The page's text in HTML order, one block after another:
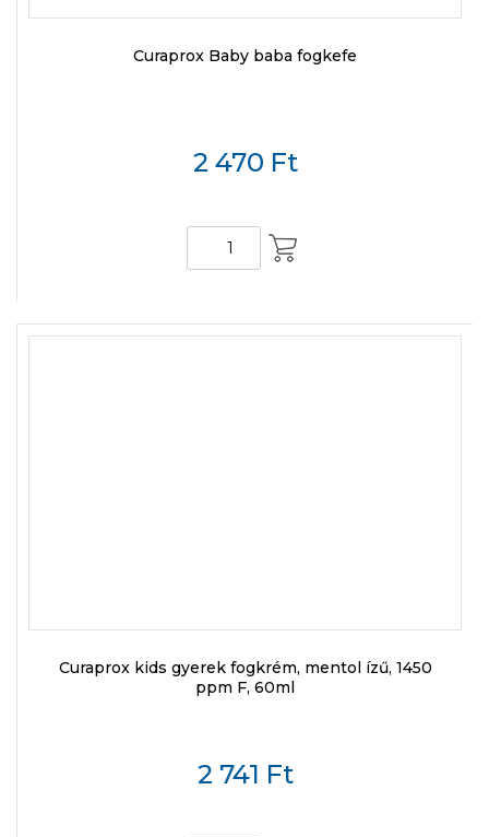
Curaprox Baby baba fogkefe
2 470 Ft
Curaprox kids gyerek fogkrém, mentol ízű, 1450
ppm F, 60ml
2 741 Ft